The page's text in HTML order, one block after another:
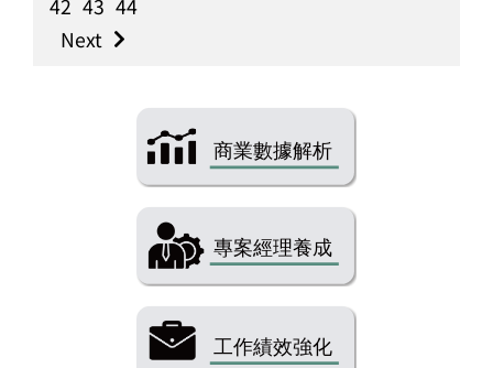
42 43 44
Next